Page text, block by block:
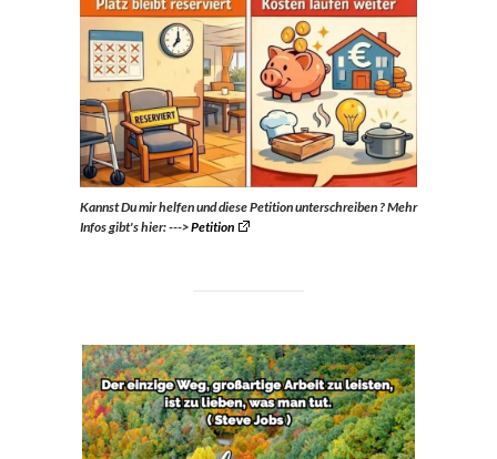
Kannst Du mir helfen und diese Petition unterschreiben ?Mehr
Infos gibt's hier: --->Petition